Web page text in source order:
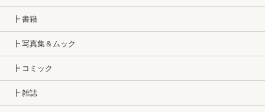
┣ 書籍
┣ 写真集＆ムック
┣ コミック
┣ 雑誌